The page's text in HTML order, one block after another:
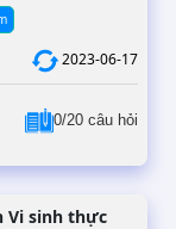
2023-06-17
0/20 câu hỏi
Vi sinh thực